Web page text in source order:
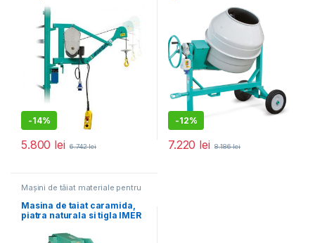
motor 230V, 1.1 kW
-14%
5.800 lei 6.742lei
-12%
7.220 lei 8.186lei
Mașini de tăiat materiale pentru
construcții
construcții
Masina de taiat caramida,
piatra naturala si tigla IMER
400mm inclus